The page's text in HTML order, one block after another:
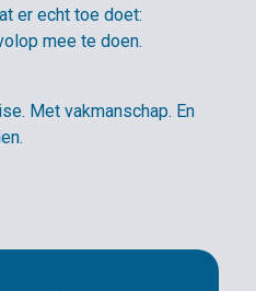
er echt toe doet:
mee te doen.
Met vakmanschap. En